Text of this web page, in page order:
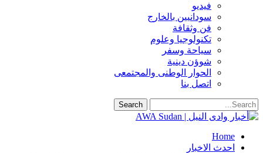
فيديو
سودانيين بالخارج
فن وثقافة
تكنولوجيا وعلوم
سياحة وسفر
شوؤن دينية
الحوار الوطنى والمجتمعى
اتصل بنا
Home
احدث الاخبار